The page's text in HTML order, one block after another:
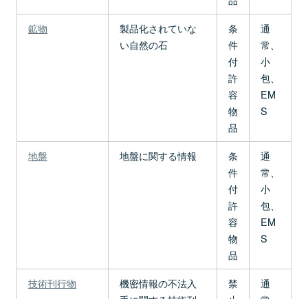
鉱物
製品化されていな
い自然の石
条
件
付
許
容
物
品
通
常、
小
包、
EM
S
地盤 地盤に関する情報
条
件
付
許
容
物
品
通
常、
小
包、
EM
S
技術刊行物
機密情報の不法入
禁
通